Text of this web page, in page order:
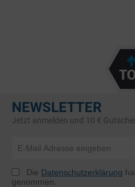
NEWSLETTER
Jetzt anmelden und 10 €
Die Datenschutzerklärung
genommen.